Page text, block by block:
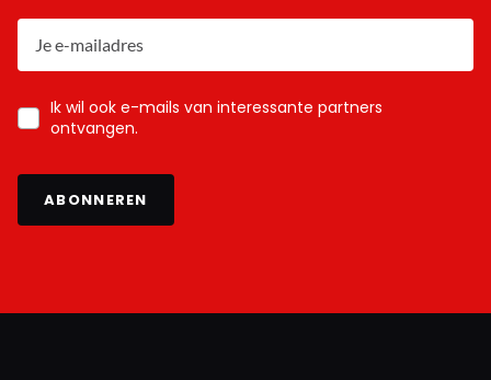
Ik wil ook e-mails van interessante partners
ontvangen.
ABONNEREN